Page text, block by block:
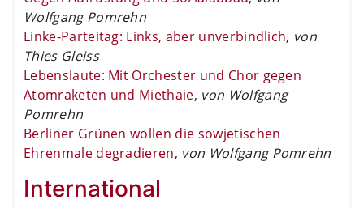
Wolfgang Pomrehn
Linke-Parteitag: Links, aber unverbindlich, von
Thies Gleiss
Lebenslaute: Mit Orchester und Chor gegen
Atomraketen und Miethaie, von Wolfgang
Pomrehn
Berliner Grünen wollen die sowjetischen
Ehrenmale degradieren, von Wolfgang Pomrehn
International